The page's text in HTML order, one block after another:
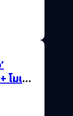
มเดล